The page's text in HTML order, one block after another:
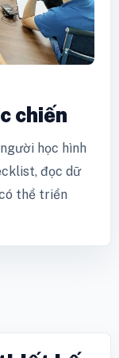
chiến
học hình
đọc dữ
thể triển